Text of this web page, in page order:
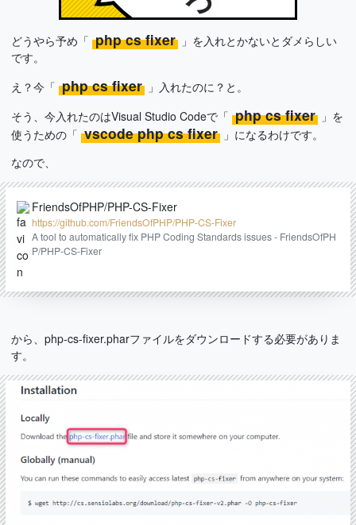
どうやら予め「 php cs fixer
」を入れとかないとダメらしい
です。
え？今「 php cs fixer
」入れたのに？と。
そう、今入れたのはVisual Studio Codeで「 php cs fixer
」を
使うための「 vscode php cs fixer
」になるわけです。
なので、
FriendsOfPHP/PHP-CS-Fixer
https://github.com/FriendsOfPHP/PHP-CS-Fixer
A tool to automatically fix PHP Coding Standards issues - FriendsOfPH
P/PHP-CS-Fixer
から、php-cs-fixer.pharファイルをダウンロードする必要がありま
す。